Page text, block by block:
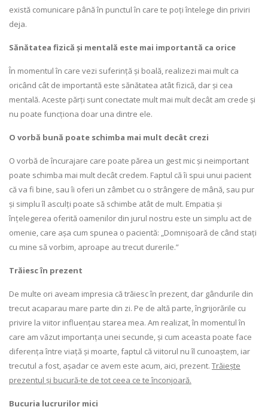
există comunicare până în punctul în care te poți întelege din priviri
deja.
Sănătatea fizică și mentală este mai importantă ca orice
În momentul în care vezi suferință și boală, realizezi mai mult ca
oricând cât de importantă este sănătatea atât fizică, dar și cea
mentală. Aceste părți sunt conectate mult mai mult decât am crede și
nu poate funcționa doar una dintre ele.
O vorbă bună poate schimba mai mult decât crezi
O vorbă de încurajare care poate părea un gest mic și neimportant
poate schimba mai mult decât credem. Faptul că îi spui unui pacient
că va fi bine, sau îi oferi un zâmbet cu o strângere de mână, sau pur
și simplu îl asculți poate să schimbe atât de mult. Empatia și
înțelegerea oferită oamenilor din jurul nostru este un simplu act de
omenie, care așa cum spunea o pacientă: „Domnișoară de când stați
cu mine să vorbim, aproape au trecut durerile.”
Trăiesc în prezent
De multe ori aveam impresia că trăiesc în prezent, dar gândurile din
trecut acaparau mare parte din zi. Pe de altă parte, îngrijorările cu
privire la viitor influențau starea mea. Am realizat, în momentul în
care am văzut importanța unei secunde, și cum aceasta poate face
diferența între viață și moarte, faptul că viitorul nu îl cunoaștem, iar
trecutul a fost, așadar ce avem este acum, aici, prezent. Trăiește
prezentul și bucură-te de tot ceea ce te înconjoară.
Bucuria lucrurilor mici